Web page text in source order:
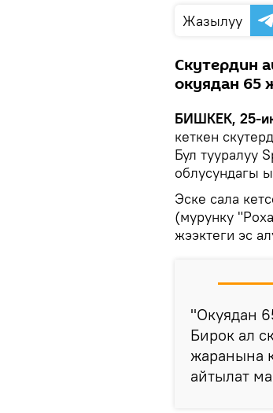
Жазылуу
Скутердин
окуядан 65
БИШКЕК, 25-
кеткен
Бул тууралуу
облусундагы
Эске сала
(мурунку
жээктеги эс
"Окуядан
Бирок ал
жаранына
айтылат